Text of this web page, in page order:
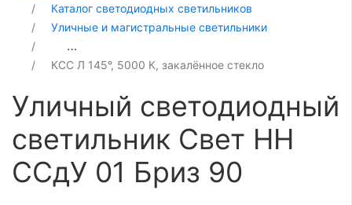
Каталог светодиодных светильников
Уличные и магистральные светильники
Уличный светодиодный светильник Свет НН ССдУ 01
КСС Л 145°, 5000 К, закалённое стекло
Уличный светодиодный
светильник Свет НН
ССдУ 01 Бриз 90